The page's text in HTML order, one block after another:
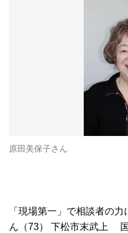
原田美保子さん
「現場第一」で相談者の
ん（73） 下松市末武上